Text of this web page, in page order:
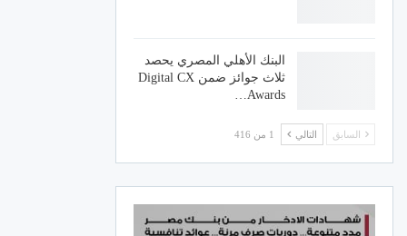
البنك الأهلي المصري يحصد
ثلاث جوائز ضمن Digital CX
Awards…
السابق التالي 1 من 416